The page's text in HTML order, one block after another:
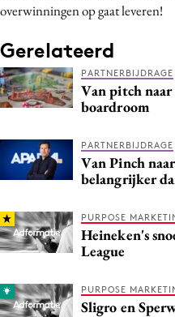
overwinningen op gaat leveren!
Gerelateerd
PARTNERBIJDRAGE
Van pitch
boardroom
PARTNERBIJDRAGE
Van Pinch
belangrijker
PURPOSE
Heineken's
League
PURPOSE
Sligro en